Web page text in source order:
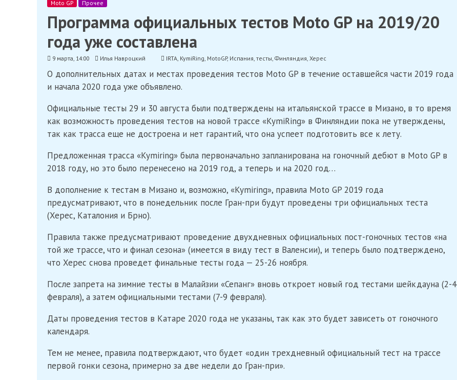
Moto GP Прочее
Программа официальных тестов Moto GP на 2019/20
года уже составлена
9 марта, 14:00 Илья Навроцкий IRTA, KymiRing, MotoGP, Испания, тесты, Финляндия, Херес
О дополнительных датах и ​​местах проведения тестов Moto GP в течение оставшейся части 2019 года
и начала 2020 года уже объявлено.
Официальные тесты 29 и 30 августа были подтверждены на итальянской трассе в Мизано, в то время
как возможность проведения тестов на новой трассе «KymiRing» в Финляндии пока не утверждены,
так как трасса еще не достроена и нет гарантий, что она успеет подготовить все к лету.
Предложенная трасса «Kymiring» была первоначально запланирована на гоночный дебют в Moto GP в
2018 году, но это было перенесено на 2019 год, а теперь и на 2020 год…
В дополнение к тестам в Мизано и, возможно, «Kymiring», правила Moto GP 2019 года
предусматривают, что в понедельник после Гран-при будут проведены три официальных теста
(Херес, Каталония и Брно).
Правила также предусматривают проведение двухдневных официальных пост-гоночных тестов «на
той же трассе, что и финал сезона» (имеется в виду тест в Валенсии), и теперь было подтверждено,
что Херес снова проведет финальные тесты года — 25-26 ноября.
После запрета на зимние тесты в Малайзии «Сепанг» вновь откроет новый год тестами шейкдауна (2-4
февраля), а затем официальными тестами (7-9 февраля).
Даты проведения тестов в Катаре 2020 года не указаны, так как это будет зависеть от гоночного
календаря.
Тем не менее, правила подтверждают, что будет «один трехдневный официальный тест на трассе
первой гонки сезона, примерно за две недели до Гран-при».